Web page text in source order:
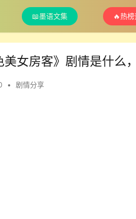
📖墨语文集 🔥热
美女房客》剧情是什么
• 剧情分享